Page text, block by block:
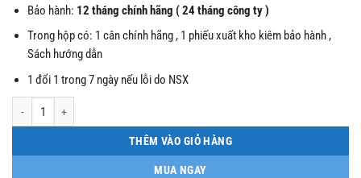
Bảo hành: 12 tháng chính hãng ( 24 tháng công ty )
Trong hộp có: 1 cân chính hãng , 1 phiếu xuất kho kiêm bảo hành ,
Sách hướng dẫn
1 đổi 1 trong 7 ngày nếu lỗi do NSX
Cân sàn Zemic A12/A12E 1m2x1m2 số lượng
THÊM VÀO GIỎ HÀNG
MUA NGAY